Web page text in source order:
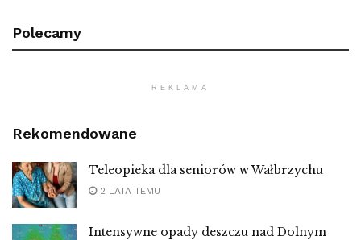
Polecamy
REKLAMA
Rekomendowane
Teleopieka dla seniorów w Wałbrzychu
2 LATA TEMU
Intensywne opady deszczu nad Dolnym